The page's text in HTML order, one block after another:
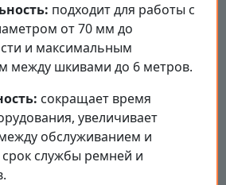
подходит для работы с
от 70 мм до
и максимальным
между шкивами до 6 метров.
сокращает время
увеличивает
обслуживанием и
срок службы ремней и